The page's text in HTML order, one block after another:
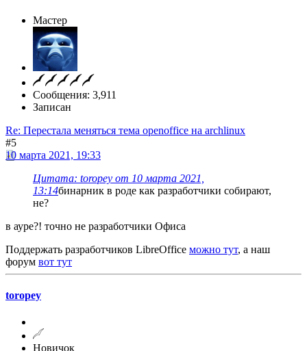
Мастер
Сообщения: 3,911
Записан
Re: Перестала меняться тема openoffice на archlinux
#5
10 марта 2021, 19:33
Цитата: toropey от 10 марта 2021,
13:14бинарник в роде как разработчики собирают,
не?
в ауре?! точно не разработчики Офиса
Поддержать разработчиков LibreOffice можно тут, а наш
форум вот тут
toropey
Новичок